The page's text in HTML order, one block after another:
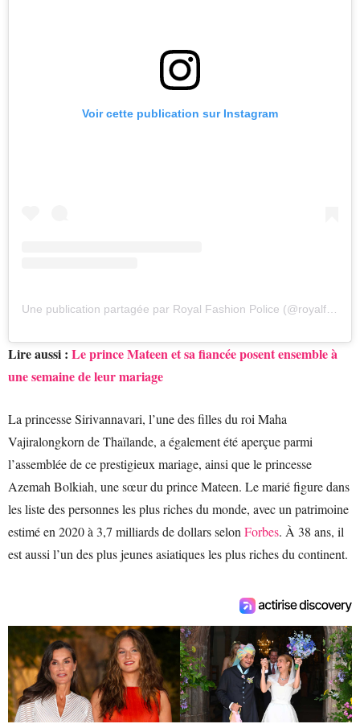
Voir cette publication sur Instagram
Lire aussi : Le prince Mateen et sa fiancée posent ensemble à
une semaine de leur mariage
La princesse Sirivannavari, l’une des filles du roi Maha
Vajiralongkorn de Thaïlande, a également été aperçue parmi
l’assemblée de ce prestigieux mariage, ainsi que le princesse
Azemah Bolkiah, une sœur du prince Mateen. Le marié figure dans
les liste des personnes les plus riches du monde, avec un patrimoine
estimé en 2020 à 3,7 milliards de dollars selon Forbes. À 38 ans, il
est aussi l’un des plus jeunes asiatiques les plus riches du continent.